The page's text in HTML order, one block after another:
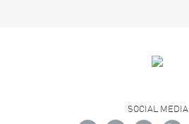
SOCIAL MEDIA